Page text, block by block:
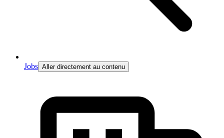
Jobs Aller directement au contenu